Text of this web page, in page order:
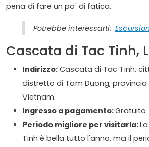
pena di fare un po' di fatica.
Potrebbe interessarti:
Cascata di Tac Tinh,
Indirizzo: Cascata di Tac Tinh,
distretto di Tam Duong, provincia
Vietnam.
Ingresso a pagamento:Gratuito
Periodo migliore per visitarla:
Tinh è bella tutto l'anno, ma il